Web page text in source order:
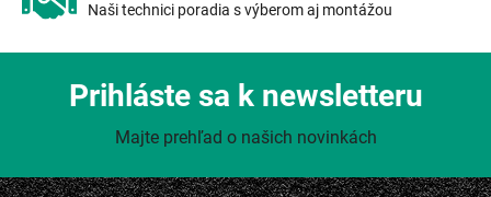
Naši technici poradia s výberom aj montážou
Prihláste sa k newsletteru
Majte prehľad o našich novinkách